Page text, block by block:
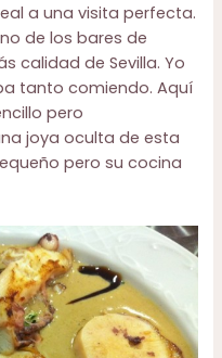
a una visita perfecta.
de los bares de
calidad de Sevilla. Yo
tanto comiendo.Aquí
pero
joya oculta de esta
pero su cocina